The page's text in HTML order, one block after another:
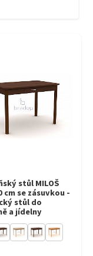
stůl MILOŠ
cm se zásuvkou -
stůl do
a jídelny